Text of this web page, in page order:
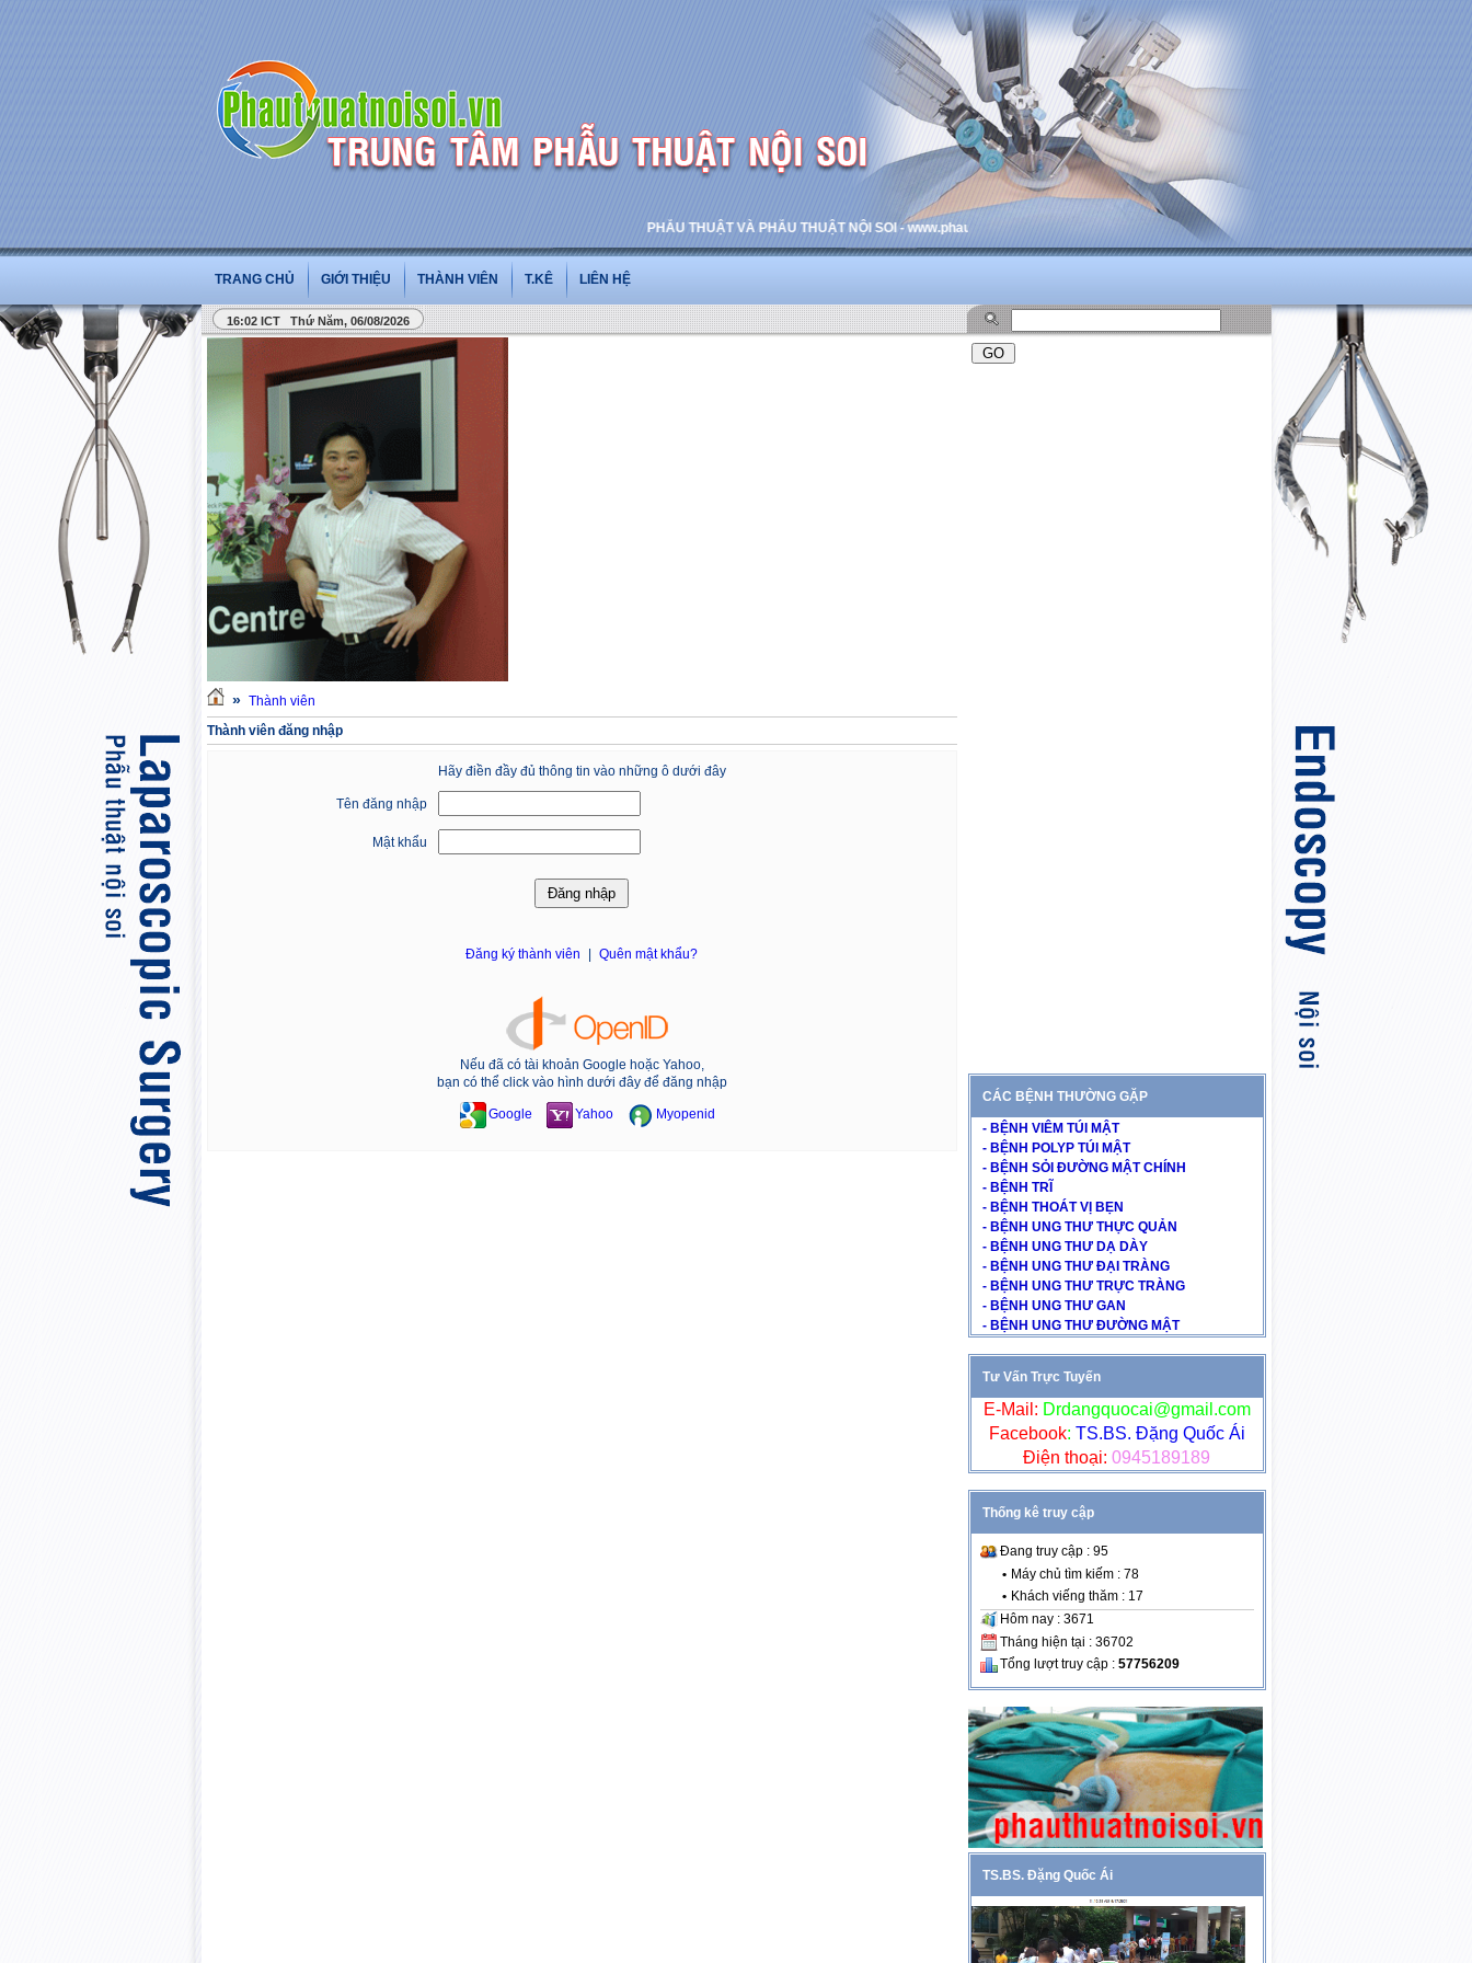
PHẪU THUẬT VÀ PHẪU THUẬT NỘI SOI - www.phauthuatnoisoi.vn
TRANG CHỦ GIỚI THIỆU THÀNH VIÊN T.KÊ LIÊN HỆ
16:02 ICT Thứ Năm, 06/08/2026
» Thành viên
Thành viên đăng nhập
Hãy điền đầy đủ thông tin vào những ô dưới đây
Tên đăng nhập
Mật khẩu
Đăng ký thành viên Quên mật khẩu?
Nếu đã có tài khoản Google hoặc Yahoo,
bạn có thể click vào hình dưới đây để đăng nhập
Google Yahoo Myopenid
CÁC BỆNH THƯỜNG GẶP
- BỆNH VIÊM TÚI MẬT
- BỆNH POLYP TÚI MẬT
- BỆNH SỎI ĐƯỜNG MẬT CHÍNH
- BỆNH TRĨ
- BỆNH THOÁT VỊ BẸN
- BỆNH UNG THƯ THỰC QUẢN
- BỆNH UNG THƯ DẠ DÀY
- BỆNH UNG THƯ ĐẠI TRÀNG
- BỆNH UNG THƯ TRỰC TRÀNG
- BỆNH UNG THƯ GAN
- BỆNH UNG THƯ ĐƯỜNG MẬT
Tư Vấn Trực Tuyến
E-Mail: Drdangquocai@gmail.com
Facebook: TS.BS. Đặng Quốc Ái
Điện thoại: 0945189189
Thống kê truy cập
Đang truy cập : 95
• Máy chủ tìm kiếm : 78
• Khách viếng thăm : 17
Hôm nay : 3671
Tháng hiện tại : 36702
Tổng lượt truy cập : 57756209
TS.BS. Đặng Quốc Ái